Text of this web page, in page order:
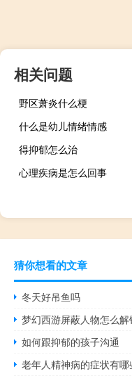
相关问题
野区萧炎什么梗
什么是幼儿情绪情感
得抑郁怎么治
心理疾病是怎么回事
猜你想看的文章
冬天好吊鱼吗
梦幻西游屏蔽人物怎么解
如何跟抑郁的孩子沟通
老年人精神病的症状有哪